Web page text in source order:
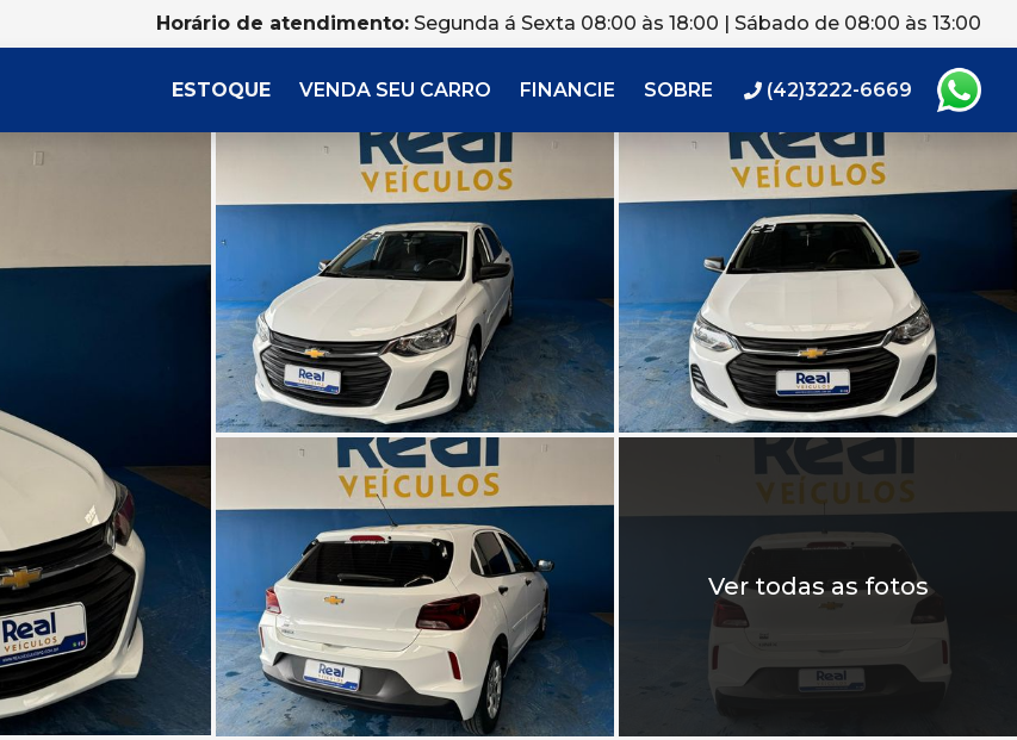
Horário de atendimento: Segunda á Sexta 08:00 às 18:00 | Sábado de 08:00 às 13:00
ESTOQUE VENDA SEU CARRO FINANCIE SOBRE (42)3222-6669
Ver todas as fotos